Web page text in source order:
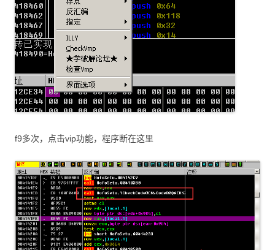
f9多次，点击vip功能，程序断在这里